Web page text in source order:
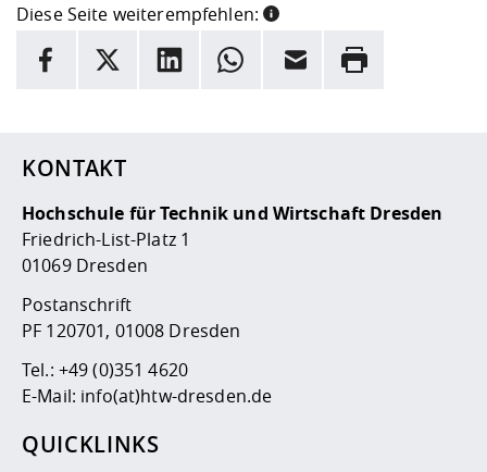
Diese Seite weiterempfehlen:
INFORMATION
Facebook
X LinkedInWhatsappE-Mail Drucken
KONTAKT
Hochschule für Technik und Wirtschaft Dresden
Friedrich-List-Platz 1
01069 Dresden
Postanschrift
PF 120701, 01008 Dresden
Tel.: +49 (0)351 4620
E-Mail: info(at)htw-dresden.de
QUICKLINKS